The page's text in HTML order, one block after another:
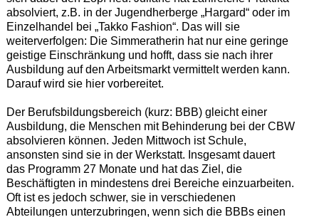
absolviert, z.B. in der Jugendherberge „Hargard“ oder im
Einzelhandel bei „Takko Fashion“. Das will sie
weiterverfolgen: Die Simmeratherin hat nur eine geringe
geistige Einschränkung und hofft, dass sie nach ihrer
Ausbildung auf den Arbeitsmarkt vermittelt werden kann.
Darauf wird sie hier vorbereitet.
Der Berufsbildungsbereich (kurz: BBB) gleicht einer
Ausbildung, die Menschen mit Behinderung bei der CBW
absolvieren können. Jeden Mittwoch ist Schule,
ansonsten sind sie in der Werkstatt. Insgesamt dauert
das Programm 27 Monate und hat das Ziel, die
Beschäftigten in mindestens drei Bereiche einzuarbeiten.
Oft ist es jedoch schwer, sie in verschiedenen
Abteilungen unterzubringen, wenn sich die BBBs einen